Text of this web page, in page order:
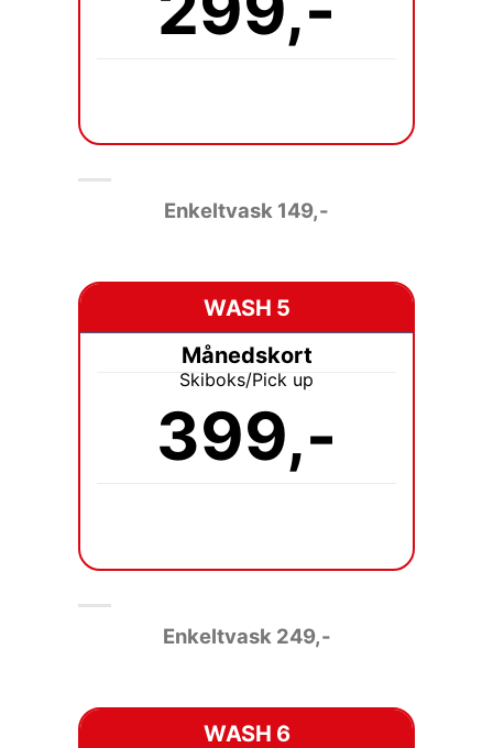
Enkeltvask 149,-
WASH 5
Månedskort
Skiboks/Pick up
399,-
Enkeltvask 249,-
WASH 6